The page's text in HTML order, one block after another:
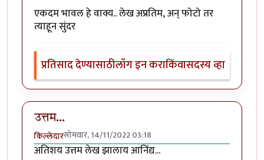
एकदम भावल हे वाक्य.. लेख अप्रतिम, अन् फोटो तर
त्याहून सुंदर
प्रतिसाद देण्यासाठीलॉग इन कराकिंवासदस्य व्हा
उत्तम...
किल्लेदारसोमवार, 14/11/2022 03:18
अतिशय उत्तम लेख झालाय आनिंद्य...